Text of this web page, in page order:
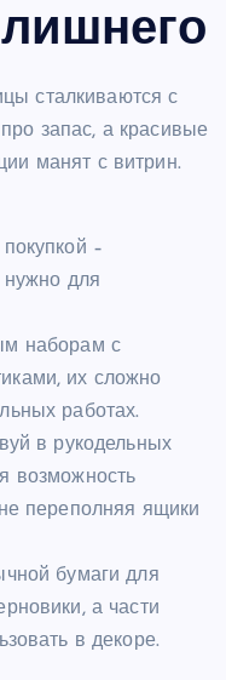
сталкиваются с
запас, а красивые
манят с витрин.
–
нужно для
наборам с
их сложно
работах.
в рукодельных
возможность
переполняя ящики
бумаги для
а части
в декоре.